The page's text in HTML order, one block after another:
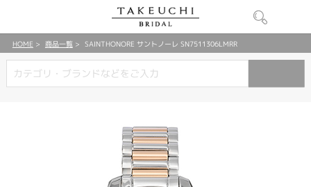
HOME 商品一覧 SAINTHONORE サントノーレ SN7511306LMRR